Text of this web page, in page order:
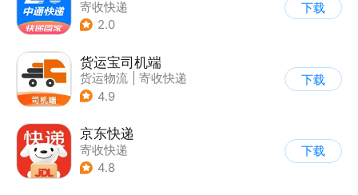
寄收快递
2.0
下载
货运宝司机端
货运物流
寄收快递
4.9
下载
京东快递
寄收快递
4.8
下载